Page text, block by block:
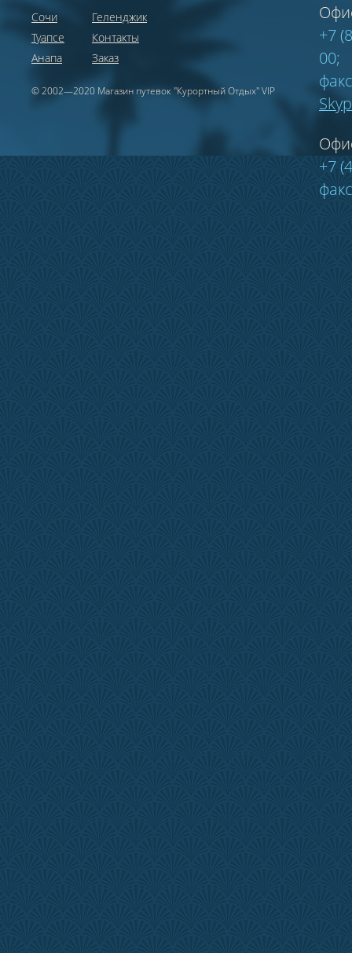
Сочи
Туапсе
Анапа
Геленджик
Контакты
Заказ
© 2002—2020 Магазин путевок "Курортный Отдых" VIP
+7
00;
+7